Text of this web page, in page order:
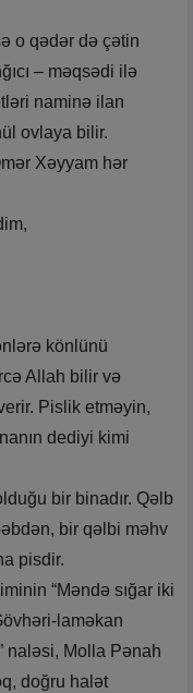
o qədər də çətin
– məqsədi ilə
naminə ilan
ovlaya bilir.
Xəyyam hər
könlünü
Allah bilir və
Pislik etməyin,
dediyi kimi
bir binadır. Qəlb
bir qəlbi məhv
pisdir.
“Məndə sığar iki
laməkan
naləsi, Molla Pənah
doğru halət